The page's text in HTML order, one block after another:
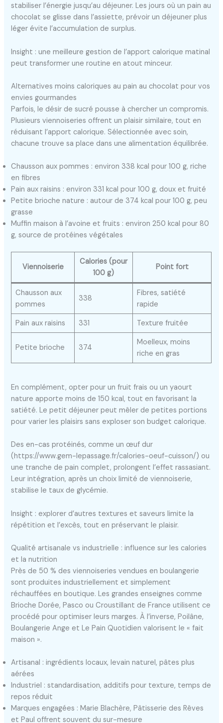
stabiliser l’énergie jusqu’au déjeuner. Les jours où un pain au
chocolat se glisse dans l’assiette, prévoir un déjeuner plus
léger évite l’accumulation de surplus.
Insight : une meilleure gestion de l’apport calorique matinal
peut transformer une routine en atout minceur.
Alternatives moins caloriques au pain au chocolat pour vos
envies gourmandes
Parfois, le désir de sucré pousse à chercher un compromis.
Plusieurs viennoiseries offrent un plaisir similaire, tout en
réduisant l’apport calorique. Sélectionnée avec soin,
chacune trouve sa place dans une alimentation équilibrée.
Chausson aux pommes : environ 338 kcal pour 100 g, riche
en fibres
Pain aux raisins : environ 331 kcal pour 100 g, doux et fruité
Petite brioche nature : autour de 374 kcal pour 100 g, peu
grasse
Muffin maison à l’avoine et fruits : environ 250 kcal pour 80
g, source de protéines végétales
Viennoiserie
Calories (pour
100 g)
Point fort
Chausson aux
pommes
338
Fibres, satiété
rapide
Pain aux raisins
331 Texture fruitée
Petite brioche 374
Moelleux, moins
riche en gras
En complément, opter pour un fruit frais ou un yaourt
nature apporte moins de 150 kcal, tout en favorisant la
satiété. Le petit déjeuner peut mêler de petites portions
pour varier les plaisirs sans exploser son budget calorique.
Des en-cas protéinés, comme un œuf dur
(https://www.gem-lepassage.fr/calories-oeuf-cuisson/) ou
une tranche de pain complet, prolongent l’effet rassasiant.
Leur intégration, après un choix limité de viennoiserie,
stabilise le taux de glycémie.
Insight : explorer d’autres textures et saveurs limite la
répétition et l’excès, tout en préservant le plaisir.
Qualité artisanale vs industrielle : influence sur les calories
et la nutrition
Près de 50 % des viennoiseries vendues en boulangerie
sont produites industriellement et simplement
réchauffées en boutique. Les grandes enseignes comme
Brioche Dorée, Pasco ou Croustillant de France utilisent ce
procédé pour optimiser leurs marges. À l’inverse, Poilâne,
Boulangerie Ange et Le Pain Quotidien valorisent le « fait
maison ».
Artisanal : ingrédients locaux, levain naturel, pâtes plus
aérées
Industriel : standardisation, additifs pour texture, temps de
repos réduit
Marques engagées : Marie Blachère, Pâtisserie des Rêves
et Paul offrent souvent du sur-mesure